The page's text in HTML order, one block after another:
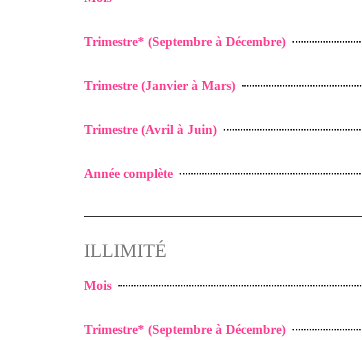
Trimestre* (Septembre à Décembre)
Trimestre (Janvier à Mars)
Trimestre (Avril à Juin)
Année complète
ILLIMITÉ
Mois
Trimestre* (Septembre à Décembre)